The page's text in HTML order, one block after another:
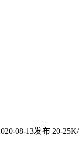
08-13发布 20-25K/